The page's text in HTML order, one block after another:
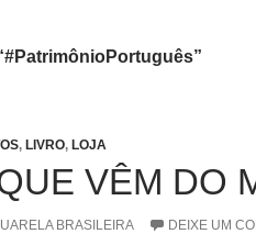
, LIVRO, LOJA
VÊM DO
BRASILEIRA DEIXE UM